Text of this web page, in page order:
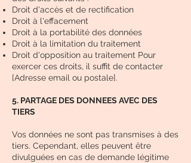
Droit d'accès et de rectification
Droit à l'effacement
Droit à la portabilité des données
Droit à la limitation du traitement
Droit d'opposition au traitement Pour
exercer ces droits, il suffit de contacter
[Adresse email ou postale].
5. PARTAGE DES DONNEES AVEC DES
TIERS
Vos données ne sont pas transmises à des
tiers. Cependant, elles peuvent être
divulguées en cas de demande légitime